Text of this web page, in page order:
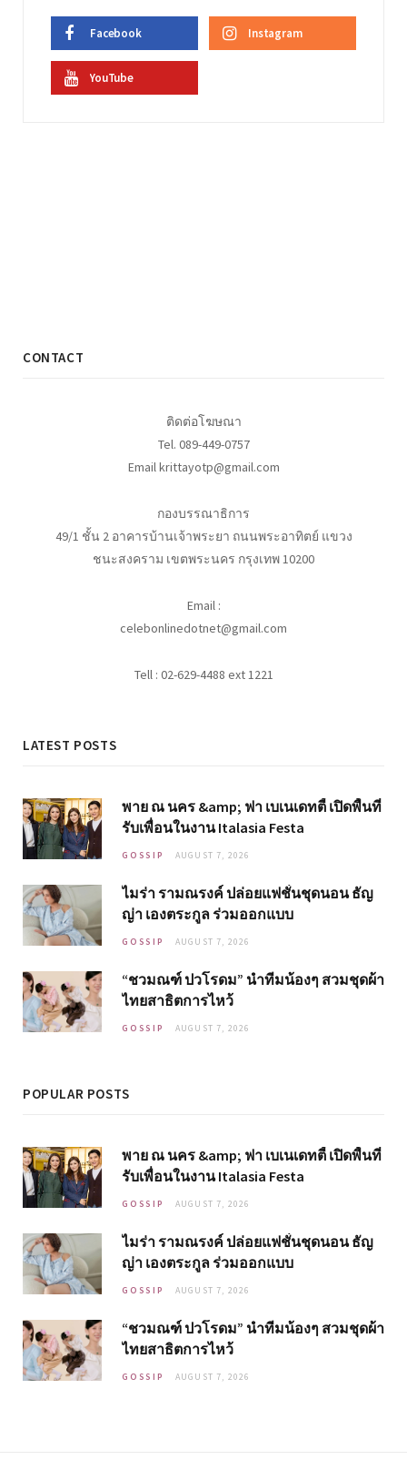
Facebook Instagram
YouTube
CONTACT
ติดต่อโฆษณา
Tel. 089-449-0757
Email krittayotp@gmail.com
กองบรรณาธิการ
49/1 ชั้น 2 อาคารบ้านเจ้าพระยา ถนนพระอาทิตย์ แขวง
ชนะสงคราม เขตพระนคร กรุงเทพ 10200
Email :
celebonlinedotnet@gmail.com
Tell : 02-629-4488 ext 1221
LATEST POSTS
พาย ณ นคร &amp; ฟา เบเนเดทตี้ เปิดพื้นที่
รับเพื่อนในงาน Italasia Festa
GOSSIP AUGUST 7, 2026
ไมร่า รามณรงค์ ปล่อยแฟชั่นชุดนอน ธัญ
ญ่า เองตระกูล ร่วมออกแบบ
GOSSIP AUGUST 7, 2026
“ชวมณฑ์ ปวโรดม” นำทีมน้องๆ สวมชุดผ้า
ไทยสาธิตการไหว้
GOSSIP AUGUST 7, 2026
POPULAR POSTS
พาย ณ นคร &amp; ฟา เบเนเดทตี้ เปิดพื้นที่
รับเพื่อนในงาน Italasia Festa
GOSSIP AUGUST 7, 2026
ไมร่า รามณรงค์ ปล่อยแฟชั่นชุดนอน ธัญ
ญ่า เองตระกูล ร่วมออกแบบ
GOSSIP AUGUST 7, 2026
“ชวมณฑ์ ปวโรดม” นำทีมน้องๆ สวมชุดผ้า
ไทยสาธิตการไหว้
GOSSIP AUGUST 7, 2026